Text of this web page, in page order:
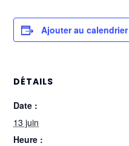
Ajouter au calendrier
DÉTAILS
Date :
13 juin
Heure :